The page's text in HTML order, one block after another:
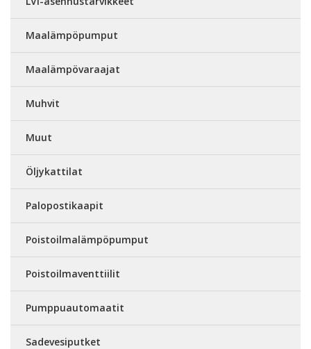
Maalämpöpumput
Maalämpövaraajat
Muhvit
Muut
Öljykattilat
Palopostikaapit
Poistoilmalämpöpumput
Poistoilmaventtiilit
Pumppuautomaatit
Sadevesiputket